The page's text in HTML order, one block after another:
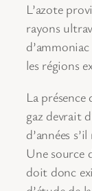
L’azote
rayons
les régions
La
gaz devrait
d’années
Une source
doit donc